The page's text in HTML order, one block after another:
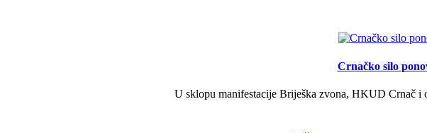
Crnačko silo
U sklopu manifestacije Briješka zvona, HKUD Crnač i